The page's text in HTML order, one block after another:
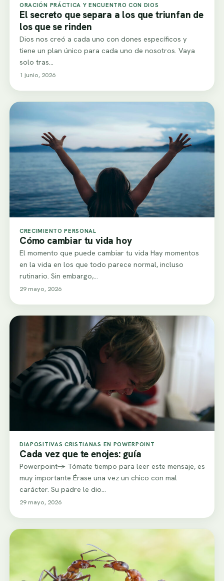
ORACIÓN PRÁCTICA Y ENCUENTRO CON DIOS
El secreto que separa a los que triunfan de
los que se rinden
Dios nos creó a cada uno con dones específicos y
tiene un plan único para cada uno de nosotros. Vaya
solo tras…
1 junio, 2026
CRECIMIENTO PERSONAL
Cómo cambiar tu vida hoy
El momento que puede cambiar tu vida Hay momentos
en la vida en los que todo parece normal, incluso
rutinario. Sin embargo,…
29 mayo, 2026
DIAPOSITIVAS CRISTIANAS EN POWERPOINT
Cada vez que te enojes: guía
Powerpoint-> Tómate tiempo para leer este mensaje, es
muy importante Érase una vez un chico con mal
carácter. Su padre le dio…
29 mayo, 2026